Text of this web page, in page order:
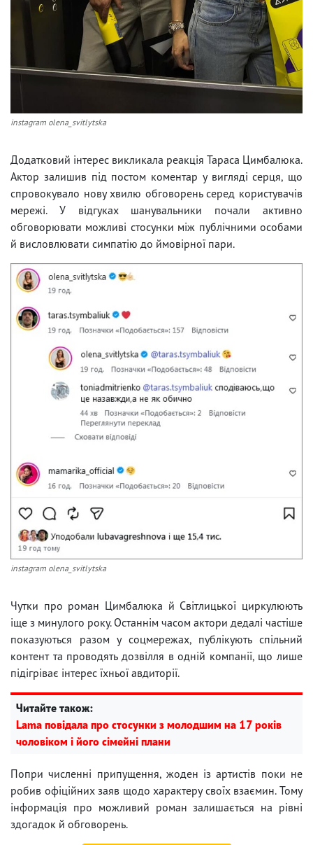
instagram olena_svitlytska
Додатковий інтерес викликала реакція Тараса Цимбалюка.
Актор залишив під постом коментар у вигляді серця, що
спровокувало нову хвилю обговорень серед користувачів
мережі. У відгуках шанувальники почали активно
обговорювати можливі стосунки між публічними особами
й висловлювати симпатію до ймовірної пари.
instagram olena_svitlytska
Чутки про роман Цимбалюка й Світлицької циркулюють
іще з минулого року. Останнім часом актори дедалі частіше
показуються разом у соцмережах, публікують спільний
контент та проводять дозвілля в одній компанії, що лише
підігріває інтерес їхньої авдиторії.
Читайте також:
Lama повідала про стосунки з молодшим на 17 років
чоловіком і його сімейні плани
Попри численні припущення, жоден із артистів поки не
робив офіційних заяв щодо характеру своїх взаємин. Тому
інформація про можливий роман залишається на рівні
здогадок й обговорень.